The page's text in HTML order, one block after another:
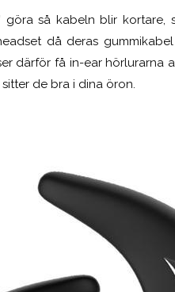
göra så kabeln blir
då deras
därför få in-ear
de bra i dina öron.